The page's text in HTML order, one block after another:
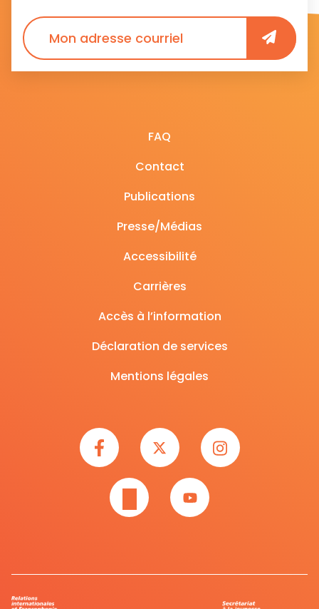
FAQ
Contact
Publications
Presse/Médias
Accessibilité
Carrières
Accès à l’information
Déclaration de services
Mentions légales